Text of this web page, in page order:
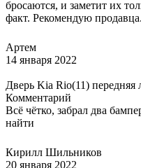
бросаются, и заметит их
факт. Рекомендую
Артем
14 января 2022
Дверь Kia Rio(11) передняя
Комментарий
Всё чётко, забрал два
найти
Кирилл Шильников
20 января 2022